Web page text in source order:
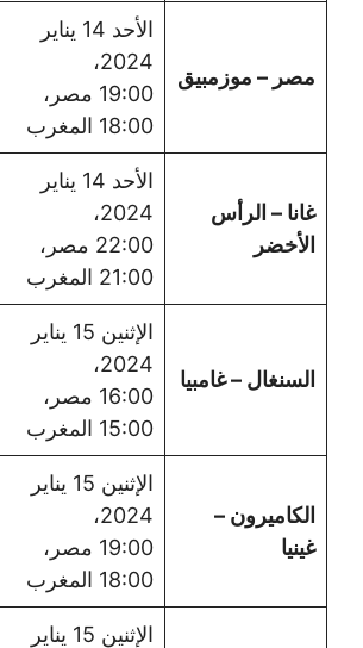
مصر – موزمبيق
الأحد 14 يناير
2024،
19:00 مصر،
18:00 المغرب
غانا – الرأس
الأخضر
الأحد 14 يناير
2024،
22:00 مصر،
21:00 المغرب
السنغال – غامبيا
الإثنين 15 يناير
2024،
16:00 مصر،
15:00 المغرب
الكاميرون –
غينيا
الإثنين 15 يناير
2024،
19:00 مصر،
18:00 المغرب
الإثنين 15 يناير